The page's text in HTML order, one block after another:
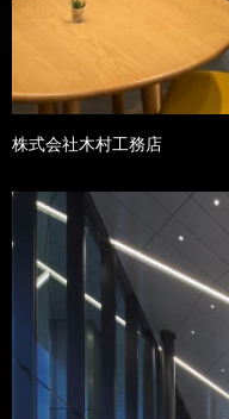
株式会社木村工務店